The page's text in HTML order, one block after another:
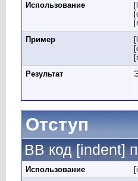
Использование
Пример
Результат
Отступ
BB код [indent]
Использование